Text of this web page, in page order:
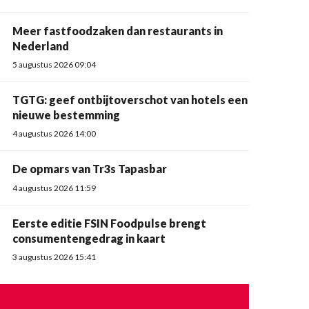
Meer fastfoodzaken dan restaurants in
Nederland
5 augustus 2026 09:04
TGTG: geef ontbijtoverschot van hotels een
nieuwe bestemming
4 augustus 2026 14:00
De opmars van Tr3s Tapasbar
4 augustus 2026 11:59
Eerste editie FSIN Foodpulse brengt
consumentengedrag in kaart
3 augustus 2026 15:41